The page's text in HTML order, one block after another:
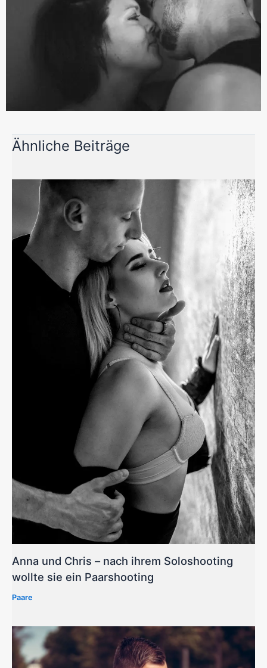
Ähnliche Beiträge
Anna und Chris – nach ihrem Soloshooting
wollte sie ein Paarshooting
Paare